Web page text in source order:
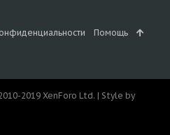
Помощь
2019 XenForo Ltd. | Style by